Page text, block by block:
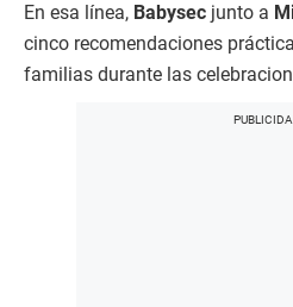
En esa línea, Babysec junto a
cinco recomendaciones
familias durante las